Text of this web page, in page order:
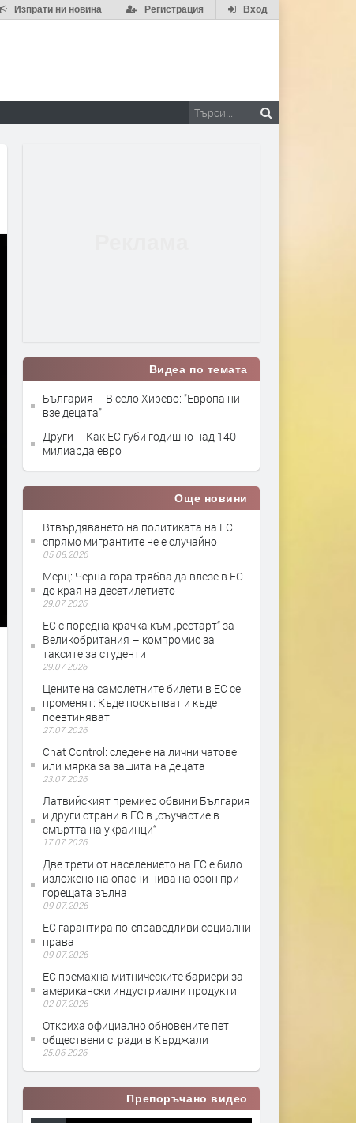
Вход
Регистрация
Изпрати ни новина
Видеа по темата
България – В село Хирево: "Европа ни
взе децата"
Други – Как ЕС губи годишно над 140
милиарда евро
Още новини
Втвърдяването на политиката на ЕС
спрямо мигрантите не е случайно
05.08.2026
Мерц: Черна гора трябва да влезе в ЕС
до края на десетилетието
29.07.2026
ЕС с поредна крачка към „рестарт“ за
Великобритания – компромис за
таксите за студенти
29.07.2026
Цените на самолетните билети в ЕС се
променят: Къде поскъпват и къде
поевтиняват
27.07.2026
Chat Control: следене на лични чатове
или мярка за защита на децата
23.07.2026
Латвийският премиер обвини България
и други страни в ЕС в „съучастие в
смъртта на украинци“
17.07.2026
Две трети от населението на ЕС е било
изложено на опасни нива на озон при
горещата вълна
09.07.2026
ЕС гарантира по-справедливи социални
права
09.07.2026
ЕС премахна митническите бариери за
американски индустриални продукти
02.07.2026
Откриха официално обновените пет
обществени сгради в Кърджали
25.06.2026
Препоръчано видео